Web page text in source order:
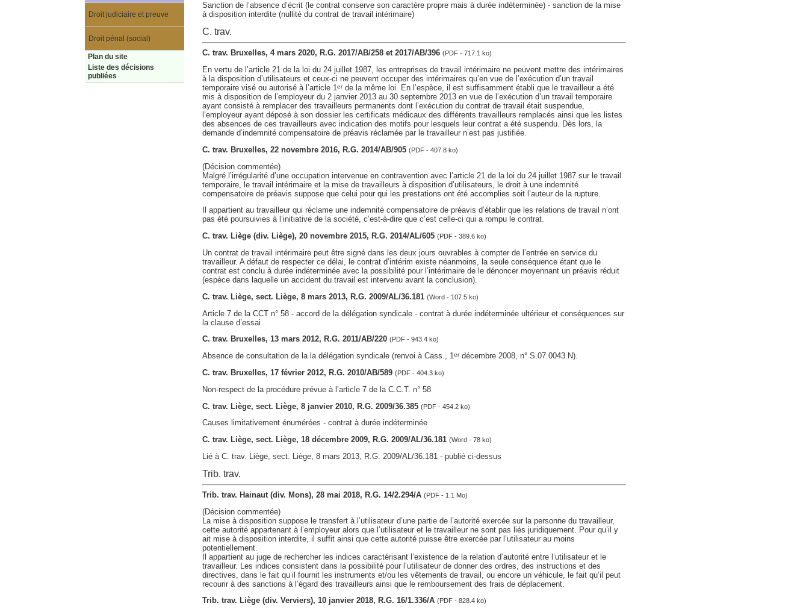
Sanction de l’absence d’écrit (le contrat conserve son caractère propre mais à durée indéterminée) - sanction de la mise
à disposition interdite (nullité du contrat de travail intérimaire)
C. trav.
C. trav. Bruxelles, 4 mars 2020, R.G. 2017/AB/258 et 2017/AB/396 (PDF - 717.1 ko)
En vertu de l’article 21 de la loi du 24 juillet 1987, les entreprises de travail intérimaire ne peuvent mettre des intérimaires
à la disposition d’utilisateurs et ceux-ci ne peuvent occuper des intérimaires qu’en vue de l’exécution d’un travail
temporaire visé ou autorisé à l’article 1erde la même loi. En l’espèce, il est suffisamment établi que le travailleur a été
mis à disposition de l’employeur du 2 janvier 2013 au 30 septembre 2013 en vue de l’exécution d’un travail temporaire
ayant consisté à remplacer des travailleurs permanents dont l’exécution du contrat de travail était suspendue,
l’employeur ayant déposé à son dossier les certificats médicaux des différents travailleurs remplacés ainsi que les listes
des absences de ces travailleurs avec indication des motifs pour lesquels leur contrat a été suspendu. Dès lors, la
demande d’indemnité compensatoire de préavis réclamée par le travailleur n’est pas justifiée.
C. trav. Bruxelles, 22 novembre 2016, R.G. 2014/AB/905 (PDF - 407.8 ko)
(Décision commentée)
Malgré l’irrégularité d’une occupation intervenue en contravention avec l’article 21 de la loi du 24 juillet 1987 sur le travail
temporaire, le travail intérimaire et la mise de travailleurs à disposition d’utilisateurs, le droit à une indemnité
compensatoire de préavis suppose que celui pour qui les prestations ont été accomplies soit l’auteur de la rupture.
Il appartient au travailleur qui réclame une indemnité compensatoire de préavis d’établir que les relations de travail n’ont
pas été poursuivies à l’initiative de la société, c’est-à-dire que c’est celle-ci qui a rompu le contrat.
C. trav. Liège (div. Liège), 20 novembre 2015, R.G. 2014/AL/605 (PDF - 389.6 ko)
Un contrat de travail intérimaire peut être signé dans les deux jours ouvrables à compter de l’entrée en service du
travailleur. A défaut de respecter ce délai, le contrat d’intérim existe néanmoins, la seule conséquence étant que le
contrat est conclu à durée indéterminée avec la possibilité pour l’intérimaire de le dénoncer moyennant un préavis réduit
(espèce dans laquelle un accident du travail est intervenu avant la conclusion).
C. trav. Liège, sect. Liège, 8 mars 2013, R.G. 2009/AL/36.181 (Word - 107.5 ko)
Article 7 de la CCT n° 58 - accord de la délégation syndicale - contrat à durée indéterminée ultérieur et conséquences sur
la clause d’essai
C. trav. Bruxelles, 13 mars 2012, R.G. 2011/AB/220 (PDF - 943.4 ko)
Absence de consultation de la la délégation syndicale (renvoi à Cass., 1erdécembre 2008, n° S.07.0043.N).
C. trav. Bruxelles, 17 février 2012, R.G. 2010/AB/589 (PDF - 404.3 ko)
Non-respect de la procédure prévue à l’article 7 de la C.C.T. n° 58
C. trav. Liège, sect. Liège, 8 janvier 2010, R.G. 2009/36.385 (PDF - 454.2 ko)
Causes limitativement énumérées - contrat à durée indéterminée
C. trav. Liège, sect. Liège, 18 décembre 2009, R.G. 2009/AL/36.181 (Word - 78 ko)
Lié à C. trav. Liège, sect. Liège, 8 mars 2013, R.G. 2009/AL/36.181 - publié ci-dessus
Trib. trav.
Trib. trav. Hainaut (div. Mons), 28 mai 2018, R.G. 14/2.294/A (PDF - 1.1 Mo)
(Décision commentée)
La mise à disposition suppose le transfert à l’utilisateur d’une partie de l’autorité exercée sur la personne du travailleur,
cette autorité appartenant à l’employeur alors que l’utilisateur et le travailleur ne sont pas liés juridiquement. Pour qu’il y
ait mise à disposition interdite, il suffit ainsi que cette autorité puisse être exercée par l’utilisateur au moins
potentiellement.
Il appartient au juge de rechercher les indices caractérisant l’existence de la relation d’autorité entre l’utilisateur et le
travailleur. Les indices consistent dans la possibilité pour l’utilisateur de donner des ordres, des instructions et des
directives, dans le fait qu’il fournit les instruments et/ou les vêtements de travail, ou encore un véhicule, le fait qu’il peut
recourir à des sanctions à l’égard des travailleurs ainsi que le remboursement des frais de déplacement.
Trib. trav. Liège (div. Verviers), 10 janvier 2018, R.G. 16/1.336/A (PDF - 828.4 ko)
Droit judiciaire et preuve
Droit pénal (social)
Plan du site
Liste des décisions
publiées